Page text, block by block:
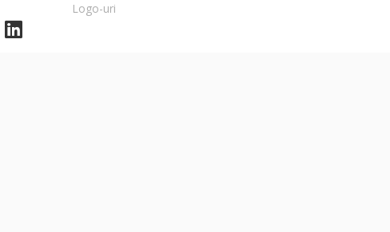
Logo-uri